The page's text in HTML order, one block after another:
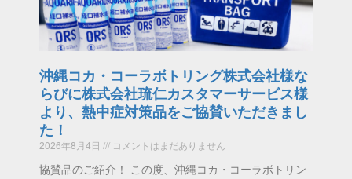
沖縄コカ・コーラボトリング株式会社様な
らびに株式会社琉仁カスタマーサービス様
より、熱中症対策品をご協賛いただきまし
た！
2026年8月4日 コメントはまだありません
協賛品のご紹介！ この度、沖縄コカ・コーラボトリン